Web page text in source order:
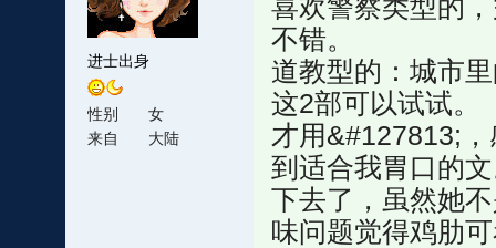
进士出身
性别
女
来自
大陆
喜欢警察类型的
不错。
道教型的：城市
这2部可以试试。
才用&#127813;
到适合我胃口的
下去了，虽然她
味问题觉得鸡肋